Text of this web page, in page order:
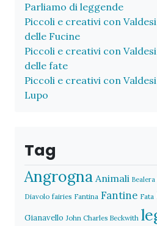
Parliamo di leggende
Piccoli e creativi con
delle Fucine
Piccoli e creativi con
delle fate
Piccoli e creativi con
Lupo
Tag
Angrogna Animali
Diavolo fairies Fantina Fantine Fata
Gianavello John Charles Beckwith